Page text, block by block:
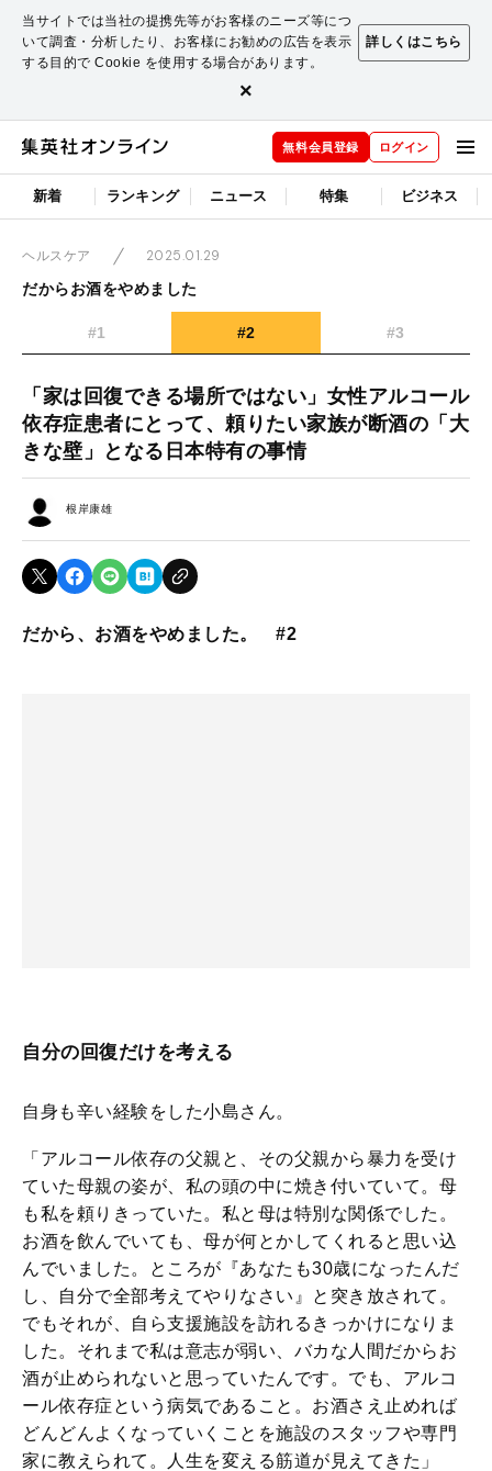
当サイトでは当社の提携先等がお客様のニーズ等につ
いて調査・分析したり、お客様にお勧めの広告を表示
する目的で Cookie を使用する場合があります。
詳しくはこちら
×
無料会員登録 ログイン
新着 ランキング ニュース 特集 ビジネス
ヘルスケア
2025.01.29
だからお酒をやめました
#1 #2 #3
「家は回復できる場所ではない」女性アルコール
依存症患者にとって、頼りたい家族が断酒の「大
きな壁」となる日本特有の事情
根岸康雄
だから、お酒をやめました。 #2
自分の回復だけを考える
自身も辛い経験をした小島さん。
「アルコール依存の父親と、その父親から暴力を受け
ていた母親の姿が、私の頭の中に焼き付いていて。母
も私を頼りきっていた。私と母は特別な関係でした。
お酒を飲んでいても、母が何とかしてくれると思い込
んでいました。ところが『あなたも30歳になったんだ
し、自分で全部考えてやりなさい』と突き放されて。
でもそれが、自ら支援施設を訪れるきっかけになりま
した。それまで私は意志が弱い、バカな人間だからお
酒が止められないと思っていたんです。でも、アルコ
ール依存症という病気であること。お酒さえ止めれば
どんどんよくなっていくことを施設のスタッフや専門
家に教えられて。人生を変える筋道が見えてきた」